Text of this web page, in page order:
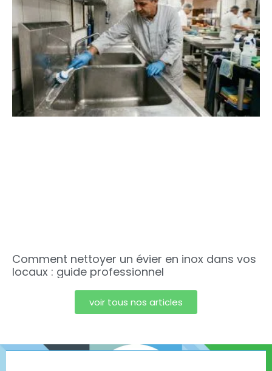
Comment nettoyer un évier en inox dans vos
locaux : guide professionnel
voir tous nos articles